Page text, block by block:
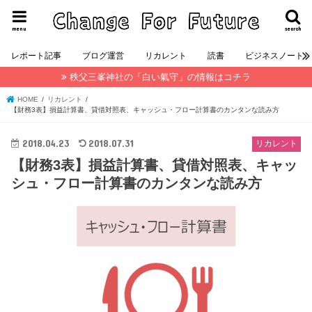
search
menu
レポート記事 ブログ運営 リカレント 読書 ビジネスノート
秩父三峯神社の「白い氣守」の情報はコチラ
HOME
リカレント
【財務3表】損益計算書、貸借対照表、キャッシュ・フロー計算書のカンタンな読み方
リカレント
2018.04.23 2018.07.31
【財務3表】損益計算書、貸借対照表、キャッ
シュ・フロー計算書のカンタンな読み方